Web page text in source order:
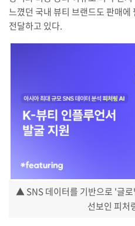
느꼈던 국내 뷰티 브랜드도 판매
전달하고 있다.
▲ SNS 데이터를 기반으로 '글
선보인 피